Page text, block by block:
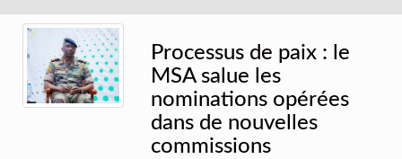
Processus de paix : le
MSA salue les
nominations opérées
dans de nouvelles
commissions